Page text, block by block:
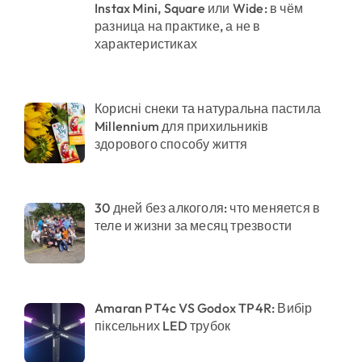
Instax Mini, Square или Wide: в чём
разница на практике, а не в
характеристиках
Корисні снеки та натуральна пастила
Millennium для прихильників
здорового способу життя
30 дней без алкоголя: что меняется в
теле и жизни за месяц трезвости
Amaran PT4c VS Godox TP4R: Вибір
піксельних LED трубок